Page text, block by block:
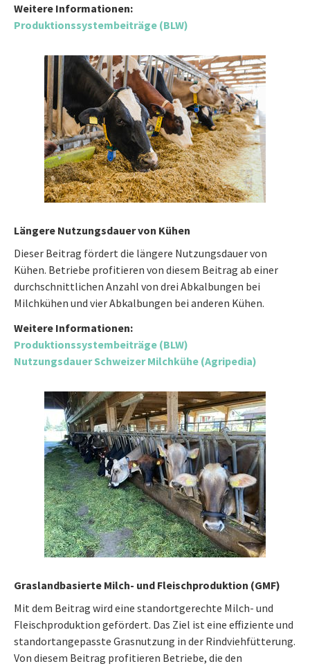
Weitere Informationen:
Produktionssystembeiträge (BLW)
Längere Nutzungsdauer von Kühen
Dieser Beitrag fördert die längere Nutzungsdauer von
Kühen. Betriebe profitieren von diesem Beitrag ab einer
durchschnittlichen Anzahl von drei Abkalbungen bei
Milchkühen und vier Abkalbungen bei anderen Kühen.
Weitere Informationen:
Produktionssystembeiträge (BLW)
Nutzungsdauer Schweizer Milchkühe (Agripedia)
Graslandbasierte Milch- und Fleischproduktion (GMF)
Mit dem Beitrag wird eine standortgerechte Milch- und
Fleischproduktion gefördert. Das Ziel ist eine effiziente und
standortangepasste Grasnutzung in der Rindviehfütterung.
Von diesem Beitrag profitieren Betriebe, die den